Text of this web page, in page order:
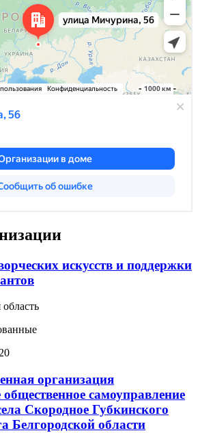
искусств и поддержки
область
организация
самоуправление
Скородное Губкинского
Белгородской области